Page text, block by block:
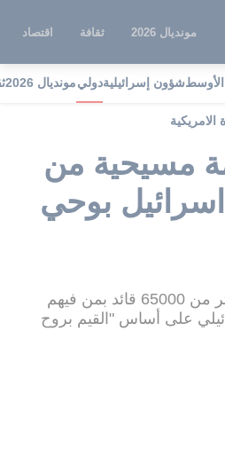
مونديال 2026 ثقافة اقتصاد
شؤون إسرائيليةدوليمونديال 2026
الامريكية
مسيحية من
اسرائيل بوحي
منذ 2012 تمت تنشئة أكثر من 65000 قائد بمن فيهم
على أساس "القيم بروح